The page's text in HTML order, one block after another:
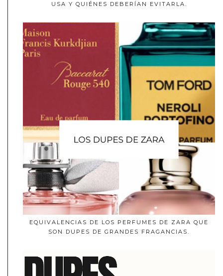
USA Y QUIÉNES DEBERÍAN EVITARLA.
EQUIVALENCIAS DE LOS PERFUMES DE ZARA QUE
SON DUPES DE GRANDES FRAGANCIAS.